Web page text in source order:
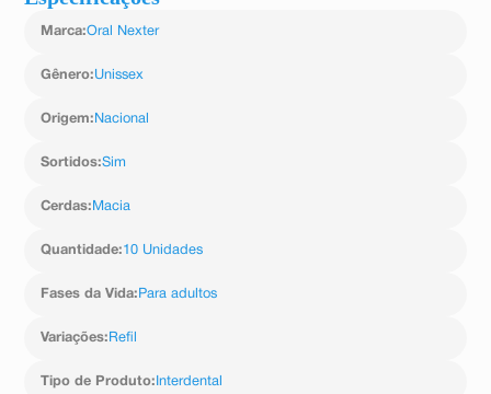
Marca:Oral Nexter
Gênero:Unissex
Origem: Nacional
Sortidos:Sim
Cerdas: Macia
Quantidade:10 Unidades
Fases da Vida: Para adultos
Variações: Refil
Tipo de Produto: Interdental